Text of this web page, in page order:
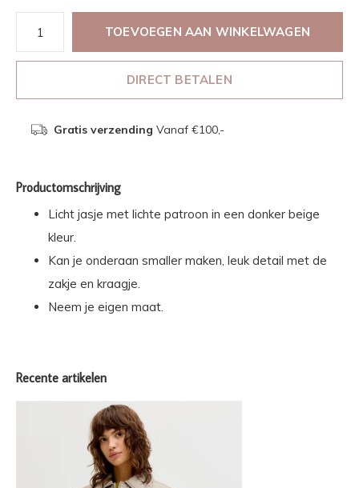
TOEVOEGEN AAN WINKELWAGEN
DIRECT BETALEN
Gratis verzending Vanaf €100,-
Productomschrijving
Licht jasje met lichte patroon in een donker beige
kleur.
Kan je onderaan smaller maken, leuk detail met de
zakje en kraagje.
Neem je eigen maat.
Recente artikelen